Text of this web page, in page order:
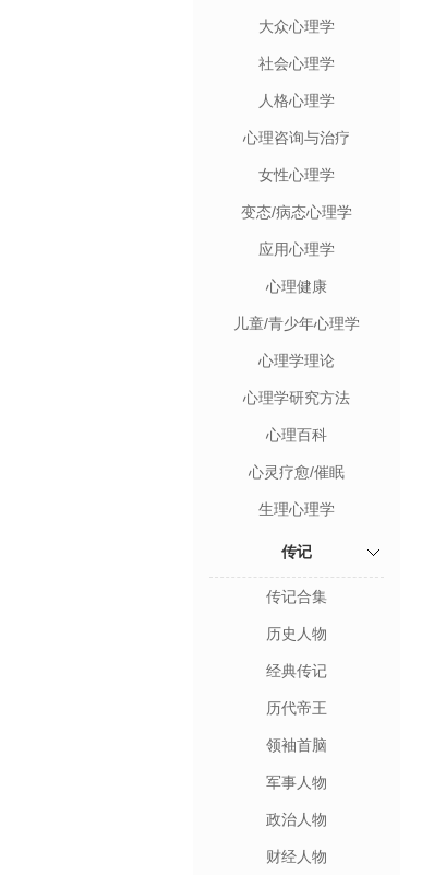
大众心理学
社会心理学
人格心理学
心理咨询与治疗
女性心理学
变态/病态心理学
应用心理学
心理健康
儿童/青少年心理学
心理学理论
心理学研究方法
心理百科
心灵疗愈/催眠
生理心理学
传记
传记合集
历史人物
经典传记
历代帝王
领袖首脑
军事人物
政治人物
财经人物